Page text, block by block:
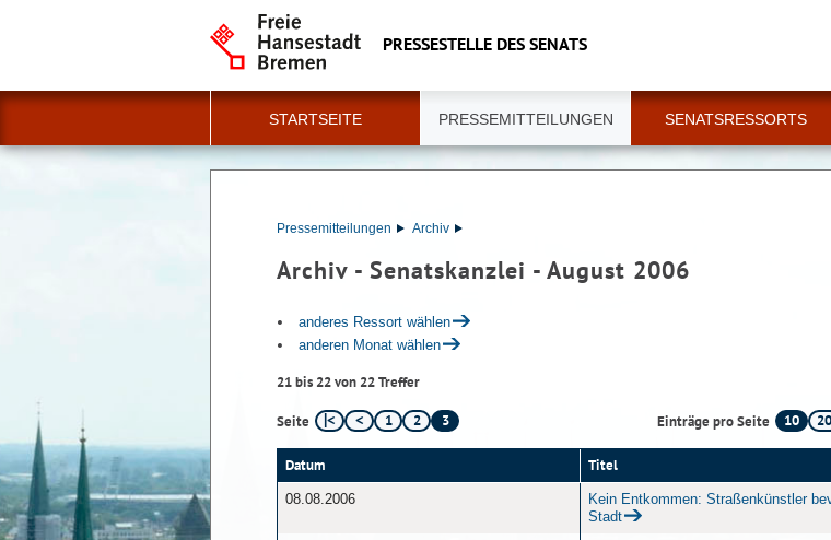
PRESSESTELLE DES SENATS
STARTSEITE PRESSEMITTEILUNGEN SENATSRESSORTS
Pressemitteilungen Archiv
Archiv - Senatskanzlei - August 2006
anderes Ressort wählen
anderen Monat wählen
21 bis 22 von 22 Treffer
Seite 1 2 3 Einträge pro Seite 10 20
Datum Titel
08.08.2006
Kein Entkommen: Straßenkünstler
Stadt